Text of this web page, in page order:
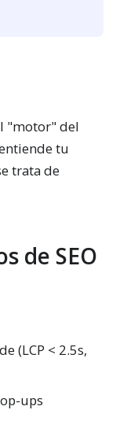
"motor" del
tu
trata de
de SEO
(LCP < 2.5s,
ups